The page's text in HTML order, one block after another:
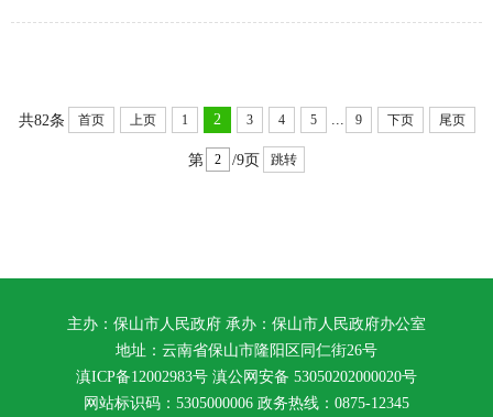
共82条 首页 上页 1 2 3 4 5 9 下页 尾页
第 /9页 跳转
主办：保山市人民政府 承办：保山市人民政府办公室
地址：云南省保山市隆阳区同仁街26号
滇ICP备12002983号 滇公网安备 53050202000020号
网站标识码：5305000006 政务热线：0875-12345